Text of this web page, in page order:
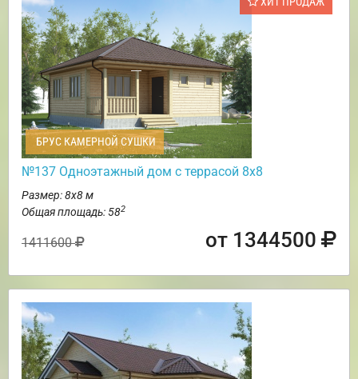
БРУС КАМЕРНОЙ СУШКИ
№137 Одноэтажный дом с террасой 8х8
Размер: 8х8 м
Общая площадь: 582
1411600 от 1344500